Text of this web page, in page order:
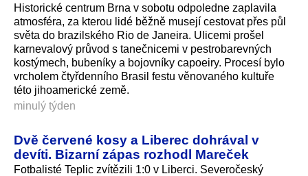
Historické centrum Brna v sobotu odpoledne zaplavila
atmosféra, za kterou lidé běžně musejí cestovat přes půl
světa do brazilského Rio de Janeira. Ulicemi prošel
karnevalový průvod s tanečnicemi v pestrobarevných
kostýmech, bubeníky a bojovníky capoeiry. Procesí bylo
vrcholem čtyřdenního Brasil festu věnovaného kultuře
této jihoamerické země.
minulý týden
Dvě červené kosy a Liberec dohrával v
devíti. Bizarní zápas rozhodl Mareček
Fotbalisté Teplic zvítězili 1:0 v Liberci. Severočeský